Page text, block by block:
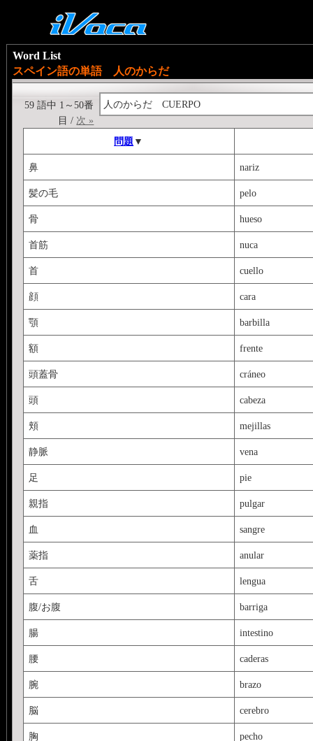
Word List
スペイン語の単語 人のからだ
人のからだ CUERPO
59 語中 1～50番
目 / 次 »
問題 ▼
鼻 nariz
髪の毛 pelo
骨 hueso
首筋 nuca
首 cuello
顔 cara
顎 barbilla
額 frente
頭蓋骨 cráneo
頭 cabeza
頬 mejillas
静脈 vena
足 pie
親指 pulgar
血 sangre
薬指 anular
舌 lengua
腹/お腹 barriga
腸 intestino
腰 caderas
腕 brazo
脳 cerebro
胸 pecho